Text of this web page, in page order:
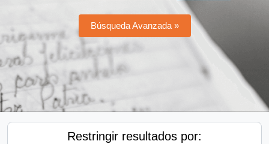
Búsqueda Avanzada »
Restringir resultados por: